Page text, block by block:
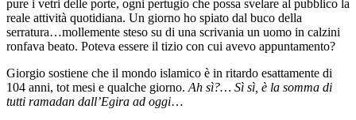
pure i vetri delle porte, ogni pertugio che possa svelare al pubblico la
reale attività quotidiana. Un giorno ho spiato dal buco della
serratura…mollemente steso su di una scrivania un uomo in calzini
ronfava beato. Poteva essere il tizio con cui avevo appuntamento?
Giorgio sostiene che il mondo islamico è in ritardo esattamente di
104 anni, tot mesi e qualche giorno. Ah sì?… Sì sì, è la somma di
tutti ramadan dall’Egira ad oggi…